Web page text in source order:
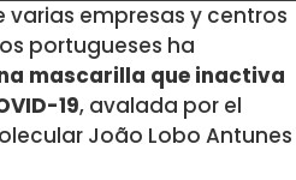
empresas y centros
portugueses ha
mascarilla que inactiva
19, avalada por el
João Lobo Antunes